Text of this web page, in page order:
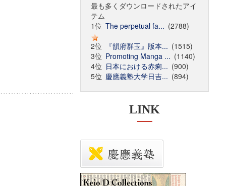
最も多くダウンロードされたアイ
テム
1位 The perpetual fa... (2788)
2位
『韻府群玉』版本... (1515)
3位 Promoting Manga ... (1140)
4位 日本における赤痢... (900)
5位 慶應義塾大学日吉... (894)
LINK